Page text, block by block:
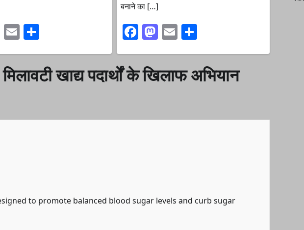
Mastodon
EmailShare
बनाने का […]
Facebook
Mastodon
EmailShare
खाद्य पदार्थों के खिलाफ अभियान
to promote balanced blood sugar levels and curb sugar